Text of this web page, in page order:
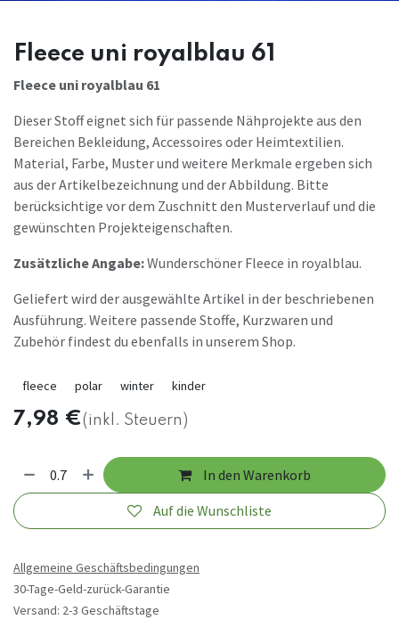
Fleece uni royalblau 61
Fleece uni royalblau 61
Dieser Stoff eignet sich für passende Nähprojekte aus den
Bereichen Bekleidung, Accessoires oder Heimtextilien.
Material, Farbe, Muster und weitere Merkmale ergeben sich
aus der Artikelbezeichnung und der Abbildung. Bitte
berücksichtige vor dem Zuschnitt den Musterverlauf und die
gewünschten Projekteigenschaften.
Zusätzliche Angabe:Wunderschöner Fleece in royalblau.
Geliefert wird der ausgewählte Artikel in der beschriebenen
Ausführung. Weitere passende Stoffe, Kurzwaren und
Zubehör findest du ebenfalls in unserem Shop.
fleece polar winter kinder
7,98 €(inkl. Steuern)
In den Warenkorb
Auf die Wunschliste
Allgemeine Geschäftsbedingungen
30-Tage-Geld-zurück-Garantie
Versand: 2-3 Geschäftstage